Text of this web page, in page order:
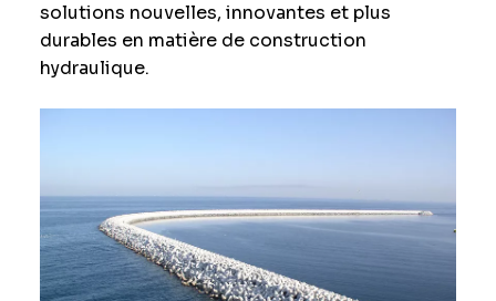
solutions nouvelles, innovantes et plus
durables en matière de construction
hydraulique.